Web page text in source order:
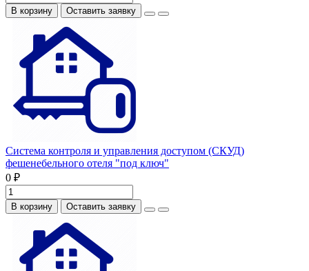
В корзину Оставить заявку
Система контроля и управления доступом (СКУД)
фешенебельного отеля "под ключ"
0 ₽
В корзину Оставить заявку